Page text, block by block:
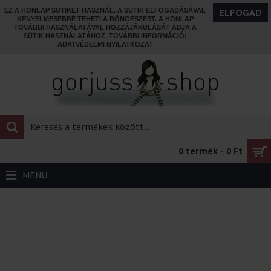
EZ A HONLAP SÜTIKET HASZNÁL. A SÜTIK ELFOGADÁSÁVAL
KÉNYELMESEBBÉ TEHETI A BÖNGÉSZÉST. A HONLAP
TOVÁBBI HASZNÁLATÁVAL HOZZÁJÁRULÁSÁT ADJA A
SÜTIK HASZNÁLATÁHOZ. TOVÁBBI INFORMÁCIÓ:
ADATVÉDELMI NYILATKOZAT
ELFOGAD
0 termék - 0 Ft
MENÜ